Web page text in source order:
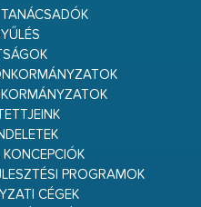
PROGRAMOK
CÉGEK